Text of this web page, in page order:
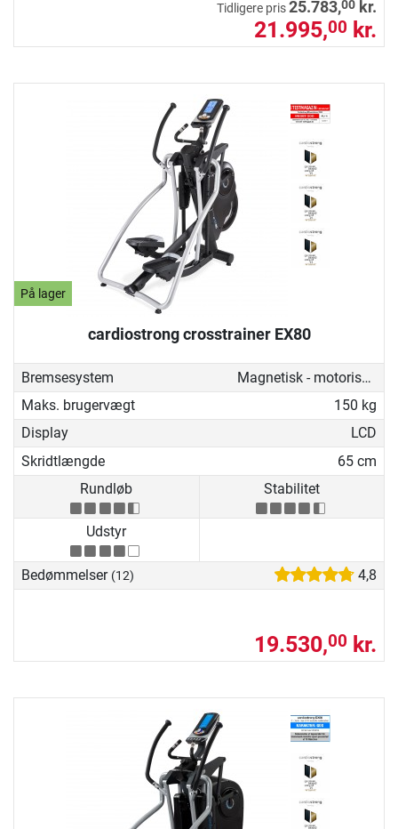
Tidligere pris25.783,00 kr.
21.995,00 kr.
På lager
cardiostrong crosstrainer EX80
Bremsesystem
Magnetisk - motoriseret
Maks. brugervægt
150 kg
Display
LCD
Skridtlængde
65 cm
Rundløb
Stabilitet
Udstyr
Bedømmelser (12) 4,8
19.530,00 kr.